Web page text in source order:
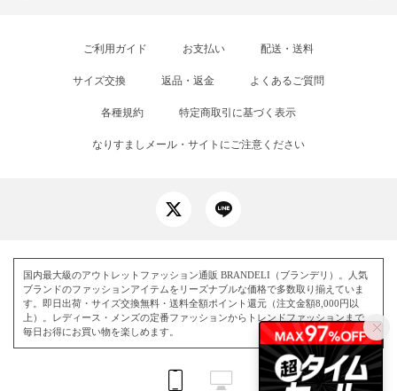
ご利用ガイド お支払い 配送・送料
サイズ交換 返品・返金 よくあるご質問
各種規約 特定商取引に基づく表示
なりすましメール・サイトにご注意ください
国内最大級のアウトレットファッション通販 BRANDELI（ブランデリ）。人気
ブランドのファッションアイテムをリーズナブルな価格で多数取り揃えていま
す。即日出荷・サイズ交換無料・送料全額ポイント還元（注文金額8,000円以
上）。レディース・メンズの定番ファッションからトレンドファッションまで、
毎日お得にお買い物を楽しめます。